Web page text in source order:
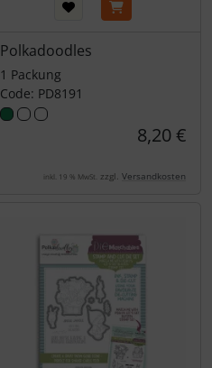
Polkadoodles
1 Packung
Code: PD8191
8,20 €
inkl. 19 % MwSt. zzgl. Versandkosten